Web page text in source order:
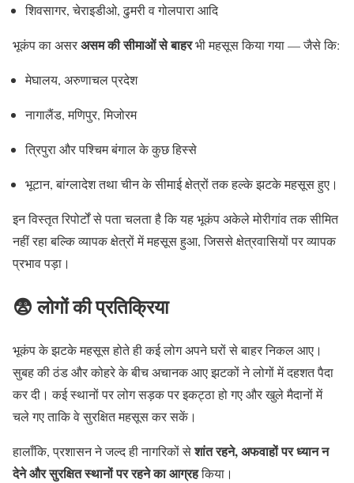
शिवसागर, चेराइडीओ, ढुमरी व गोलपारा आदि
भूकंप का असरअसम की सीमाओं से बाहरभी महसूस किया गया — जैसे कि:
मेघालय, अरुणाचल प्रदेश
नागालैंड, मणिपुर, मिजोरम
त्रिपुरा और पश्चिम बंगाल के कुछ हिस्से
भूटान, बांग्लादेश तथा चीन के सीमाई क्षेत्रों तक हल्के झटके महसूस हुए।
इन विस्तृत रिपोर्टों से पता चलता है कि यह भूकंप अकेले मोरीगांव तक सीमित
नहीं रहा बल्कि व्यापक क्षेत्रों में महसूस हुआ, जिससे क्षेत्रवासियों पर व्यापक
प्रभाव पड़ा।
😨 लोगों की प्रतिक्रिया
भूकंप के झटके महसूस होते ही कई लोग अपने घरों से बाहर निकल आए।
सुबह की ठंड और कोहरे के बीच अचानक आए झटकों ने लोगों में दहशत पैदा
कर दी। कई स्थानों पर लोग सड़क पर इकट्ठा हो गए और खुले मैदानों में
चले गए ताकि वे सुरक्षित महसूस कर सकें।
हालाँकि, प्रशासन ने जल्द ही नागरिकों सेशांत रहने, अफवाहों पर ध्यान न
देने और सुरक्षित स्थानों पर रहने का आग्रहकिया।